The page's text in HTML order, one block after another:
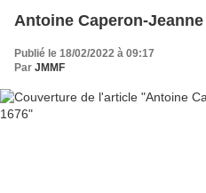
Antoine Caperon-
Publié le 18/02/2022 à 09:17
Par JMMF